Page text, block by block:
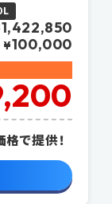
1,422,850
¥100,000
で提供！